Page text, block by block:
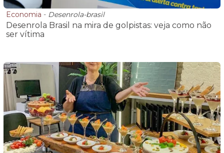
Economia - Desenrola-brasil
Desenrola Brasil na mira de golpistas: veja como não
ser vítima